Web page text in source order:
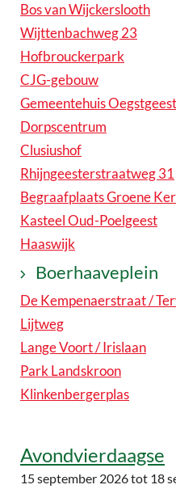
Bos van Wijckerslooth
Wijttenbachweg 23
Hofbrouckerpark
CJG-gebouw
Gemeentehuis Oegstgeest
Dorpscentrum
Clusiushof
Rhijngeesterstraatweg 31
Begraafplaats Groene
Kasteel Oud-Poelgeest
Haaswijk
Boerhaaveplein
De Kempenaerstraat /
Lijtweg
Lange Voort / Irislaan
Park Landskroon
Klinkenbergerplas
Avondvierdaagse
15 september 2026tot 18